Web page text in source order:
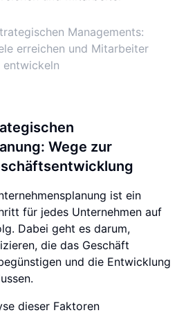
Managements:
erreichen und Mitarbeiter
entwickeln
Wege zur
ist ein
für jedes Unternehmen auf
Dabei geht es darum,
die das Geschäft
und die Entwicklung
dieser Faktoren